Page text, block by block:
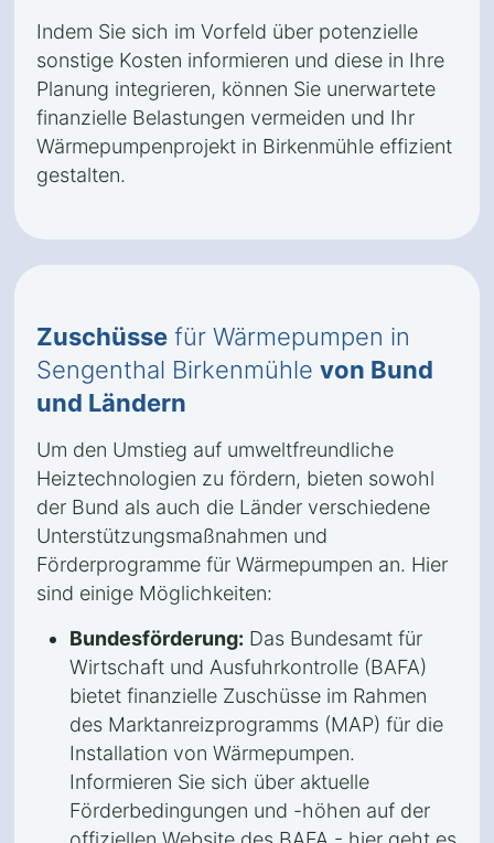
Indem Sie sich im Vorfeld über potenzielle
sonstige Kosten informieren und diese in Ihre
Planung integrieren, können Sie unerwartete
finanzielle Belastungen vermeiden und Ihr
Wärmepumpenprojekt in Birkenmühle effizient
gestalten.
Zuschüsse für Wärmepumpen in
Sengenthal Birkenmühle von Bund
und Ländern
Um den Umstieg auf umweltfreundliche
Heiztechnologien zu fördern, bieten sowohl
der Bund als auch die Länder verschiedene
Unterstützungsmaßnahmen und
Förderprogramme für Wärmepumpen an. Hier
sind einige Möglichkeiten:
Bundesförderung: Das Bundesamt für
Wirtschaft und Ausfuhrkontrolle (BAFA)
bietet finanzielle Zuschüsse im Rahmen
des Marktanreizprogramms (MAP) für die
Installation von Wärmepumpen.
Informieren Sie sich über aktuelle
Förderbedingungen und -höhen auf der